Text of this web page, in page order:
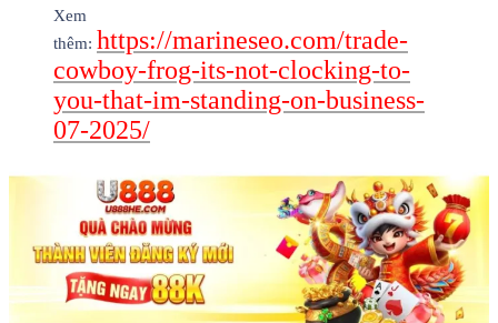
Xem
thêm: https://marineseo.com/trade-
cowboy-frog-its-not-clocking-to-
you-that-im-standing-on-business-
07-2025/